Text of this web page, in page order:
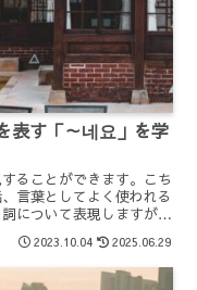
表す「～네요」を学
ることができます。こち
言葉としてよく使われる
について表現しますが、
や意味などを詳しく解説
2023.10.04 2025.06.29